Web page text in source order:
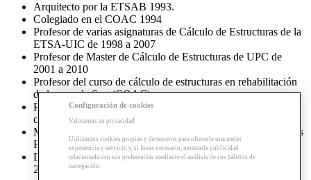
Arquitecto por la ETSAB 1993.
Colegiado en el COAC 1994
Profesor de varias asignaturas de Cálculo de Estructuras de la
ETSA-UIC de 1998 a 2007
Profesor de Master de Cálculo de Estructuras de UPC de
2001 a 2010
Profesor del curso de cálculo de estructuras en rehabilitación
de la escuela Sert (COAC)
Profesor del Máster en técnicas actuales en diseño, cálculo y
construcción de estructuras especiales en La Salle (URL)
Miembro de la Agrupación de Arquitectos Expertos Periciales
Forenses
Despacho de arquitectura propio desde 1993, y miembro de
2BMFG ARQUITECTES desde 2011
Configuración de cookies
Valoramos su privacidad
Utilizamos cookies propias y de terceros para ofrecerle una mejor
experiencia y servicio y, si fuese necesario, mostrarle publicidad
relacionada con sus preferencias mediante el análisis de sus hábitos de
navegación.